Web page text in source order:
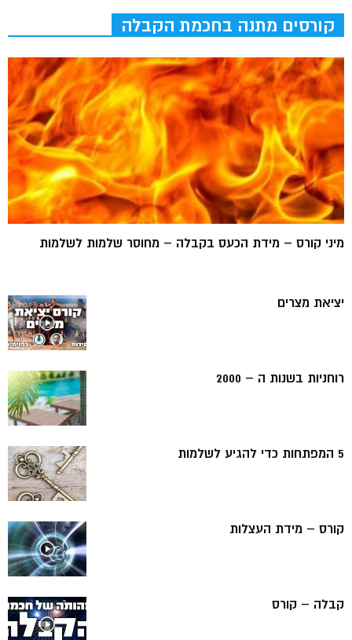
קורסים מתנה בחכמת הקבלה
מיני קורס – מידת הכעס בקבלה – מחוסר שלמות לשלמות
יציאת מצרים
רוחניות בשנות ה – 2000
5 המפתחות כדי להגיע לשלמות
קורס – מידת העצלות
קבלה – קורס